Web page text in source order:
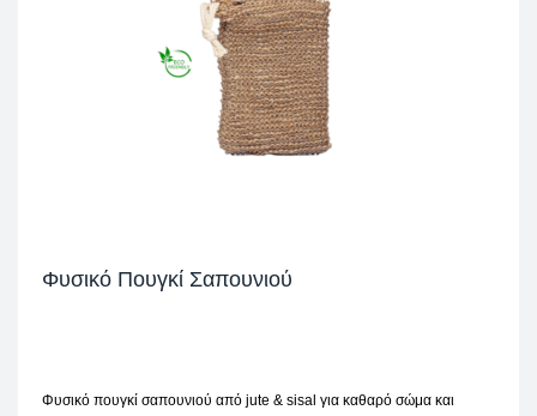
Φυσικό Πουγκί Σαπουνιού
Φυσικό πουγκί σαπουνιού από jute & sisal για καθαρό σώμα και